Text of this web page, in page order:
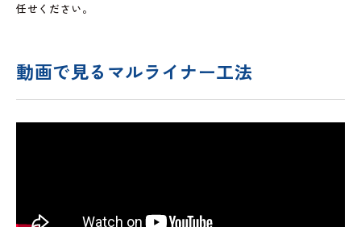
任せください。
動画で見るマルライナー工法